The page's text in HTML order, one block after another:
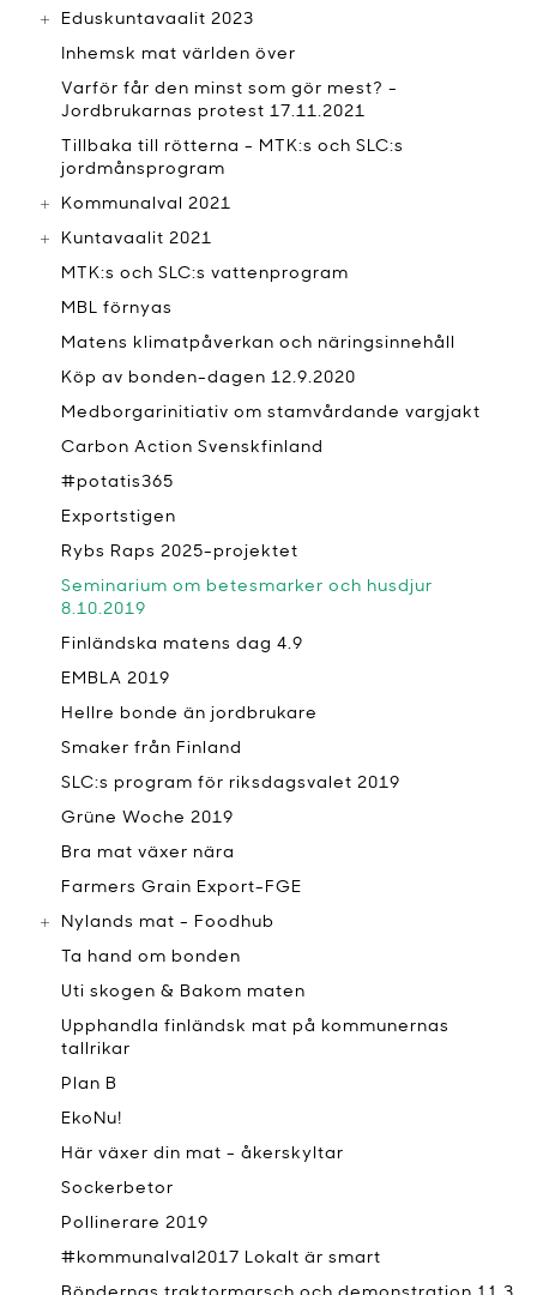
Eduskuntavaalit 2023
Inhemsk mat världen över
Varför får den minst som gör mest? -
Jordbrukarnas protest 17.11.2021
Tillbaka till rötterna - MTK:s och SLC:s
jordmånsprogram
Kommunalval 2021
Kuntavaalit 2021
MTK:s och SLC:s vattenprogram
MBL förnyas
Matens klimatpåverkan och näringsinnehåll
Köp av bonden-dagen 12.9.2020
Medborgarinitiativ om stamvårdande vargjakt
Carbon Action Svenskfinland
#potatis365
Exportstigen
Rybs Raps 2025-projektet
Seminarium om betesmarker och husdjur
8.10.2019
Finländska matens dag 4.9
EMBLA 2019
Hellre bonde än jordbrukare
Smaker från Finland
SLC:s program för riksdagsvalet 2019
Grüne Woche 2019
Bra mat växer nära
Farmers Grain Export-FGE
Nylands mat - Foodhub
Ta hand om bonden
Uti skogen & Bakom maten
Upphandla finländsk mat på kommunernas
tallrikar
Plan B
EkoNu!
Här växer din mat - åkerskyltar
Sockerbetor
Pollinerare 2019
#kommunalval2017 Lokalt är smart